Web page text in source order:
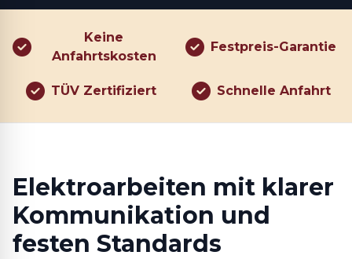
Keine
Anfahrtskosten
Festpreis-Garantie
TÜV Zertifiziert Schnelle Anfahrt
Elektroarbeiten mit klarer
Kommunikation und
festen Standards